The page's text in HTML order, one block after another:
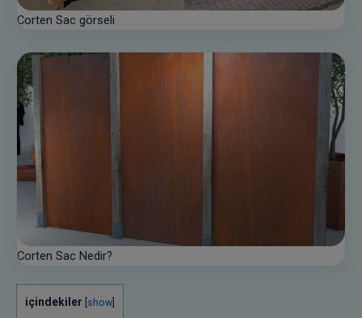
Corten Sac görseli
Corten Sac Nedir?
içindekiler show